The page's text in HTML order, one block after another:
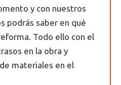
y con nuestros
podrás saber en qué
Todo ello con el
en la obra y
materiales en el